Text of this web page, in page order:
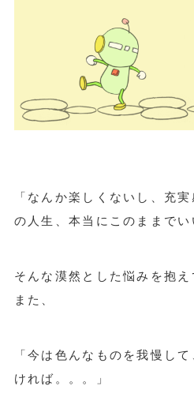
「なんか楽しくないし、充
の人生、本当にこのままでい
そんな漠然とした悩みを抱
また、
「今は色んなものを我慢し
ければ。。。」